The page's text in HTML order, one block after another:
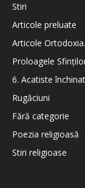
Stiri
Articole preluate
Articole
Proloagele
6. Acatiste
Rugăciuni
Fără categorie
Poezia religioasă
Stiri religioase